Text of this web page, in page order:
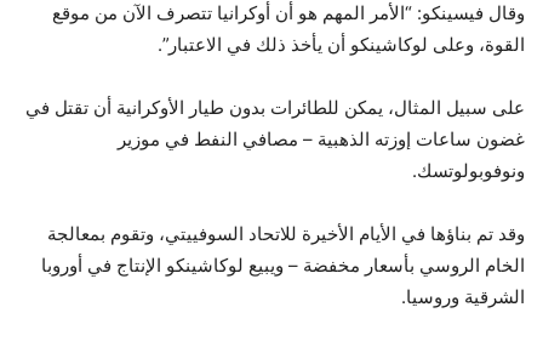
وقال فيسينكو: “الأمر المهم هو أن أوكرانيا تتصرف الآن من موقع
القوة، وعلى لوكاشينكو أن يأخذ ذلك في الاعتبار”.
على سبيل المثال، يمكن للطائرات بدون طيار الأوكرانية أن تقتل في
غضون ساعات إوزته الذهبية – مصافي النفط في موزير
ونوفوبولوتسك.
وقد تم بناؤها في الأيام الأخيرة للاتحاد السوفييتي، وتقوم بمعالجة
الخام الروسي بأسعار مخفضة – ويبيع لوكاشينكو الإنتاج في أوروبا
الشرقية وروسيا.